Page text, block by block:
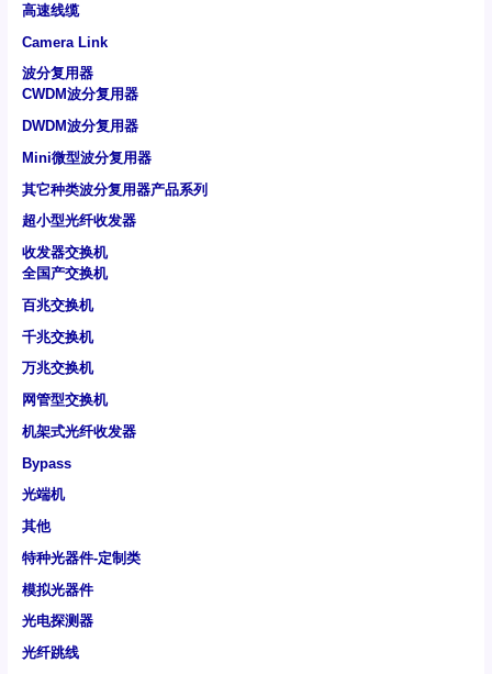
高速线缆
Camera Link
波分复用器
CWDM波分复用器
DWDM波分复用器
Mini微型波分复用器
其它种类波分复用器产品系列
超小型光纤收发器
收发器交换机
全国产交换机
百兆交换机
千兆交换机
万兆交换机
网管型交换机
机架式光纤收发器
Bypass
光端机
其他
特种光器件-定制类
模拟光器件
光电探测器
光纤跳线